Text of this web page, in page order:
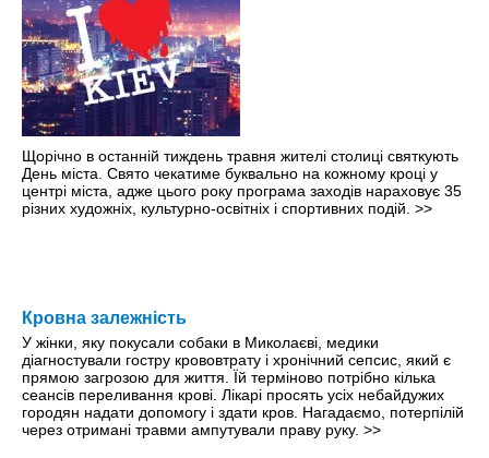
Щорічно в останній тиждень травня жителі столиці святкують
День міста. Свято чекатиме буквально на кожному кроці y
центрі міста, адже цього року програма заходів нараховує 35
різних художніх, культурно-освітніх і спортивних подій. >>
Кровна залежність
У жінки, яку покусали собаки в Миколаєві, медики
діагностували гостру крововтрату і хронічний сепсис, який є
прямою загрозою для життя. Їй терміново потрібно кілька
сеансів переливання крові. Лікарі просять усіх небайдужих
городян надати допомогу і здати кров. Нагадаємо, потерпілій
через отримані травми ампутували праву руку. >>